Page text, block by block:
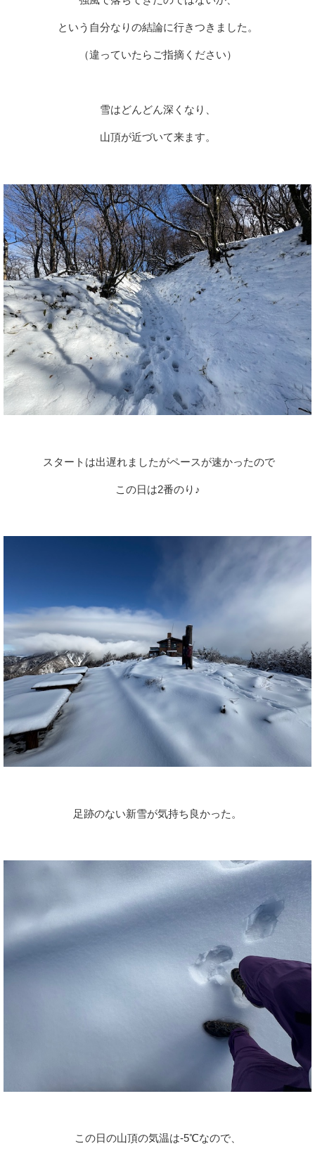
という自分なりの結論に行きつきました。
（違っていたらご指摘ください）
雪はどんどん深くなり、
山頂が近づいて来ます。
スタートは出遅れましたがペースが速かったので
この日は2番のり♪
足跡のない新雪が気持ち良かった。
この日の山頂の気温は-5℃なので、